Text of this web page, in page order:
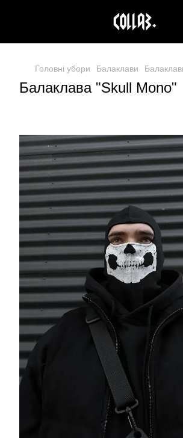
Головні убори Балаклави
Балаклава "Skull Mono"